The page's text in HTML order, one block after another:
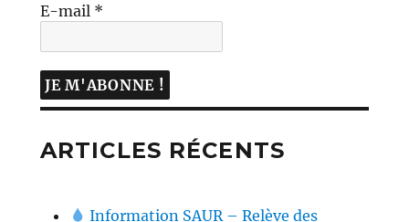
E-mail *
ARTICLES RÉCENTS
Information SAUR – Relève des